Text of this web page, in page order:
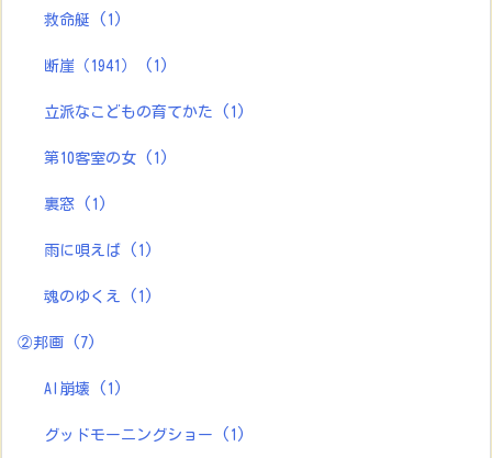
救命艇 (1)
断崖（1941） (1)
立派なこどもの育てかた (1)
第10客室の女 (1)
裏窓 (1)
雨に唄えば (1)
魂のゆくえ (1)
②邦画 (7)
AI崩壊 (1)
グッドモーニングショー (1)